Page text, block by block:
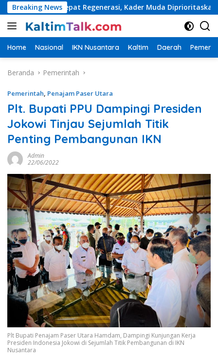
Langsung
ke
konten
Breaking News
Regenerasi, Kader Muda Diprioritaskan Pimpin
Home Nasional IKN Nusantara Kaltim Daerah
Beranda Pemerintah
Pemerintah, Penajam Paser Utara
Plt. Bupati PPU Dampingi Presiden
Jokowi Tinjau Sejumlah Titik
Penting Pembangunan IKN
Admin
22/06/2022
Plt Bupati Penajam Paser Utara Hamdam, Dampingi Kunjungan Kerja
Presiden Indonesia Jokowi di Sejumlah Titik Pembangunan di IKN
Nusantara